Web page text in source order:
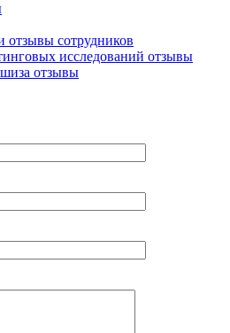
отзывы сотрудников
исследований отзывы
отзывы